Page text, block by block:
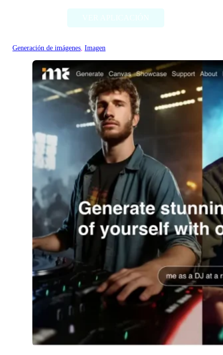
Generación de imágenes, Imagen